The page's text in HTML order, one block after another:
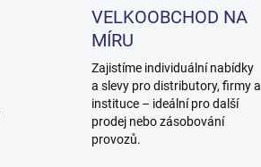
VELKOOBCHOD NA
MÍRU
Zajistíme individuální nabídky
a slevy pro distributory, firmy a
instituce – ideální pro další
prodej nebo zásobování
provozů.